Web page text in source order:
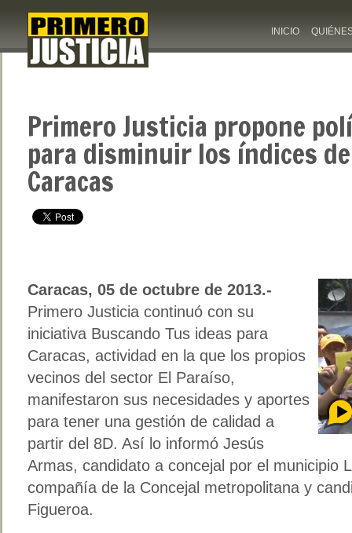
INICIO
Primero Justicia propone
para disminuir los índices
Caracas
Caracas, 05 de octubre de 2013.-
Primero Justicia continuó con su
iniciativa Buscando Tus ideas para
Caracas, actividad en la que los propios
vecinos del sector El Paraíso,
manifestaron sus necesidades y aportes
para tener una gestión de calidad a
partir del 8D. Así lo informó Jesús
Armas, candidato a concejal por el municipio
compañía de la Concejal metropolitana y
Figueroa.